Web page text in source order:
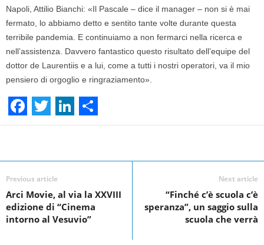
Napoli, Attilio Bianchi: «Il Pascale – dice il manager – non si è mai
fermato, lo abbiamo detto e sentito tante volte durante questa
terribile pandemia. E continuiamo a non fermarci nella ricerca e
nell’assistenza. Davvero fantastico questo risultato dell’equipe del
dottor de Laurentiis e a lui, come a tutti i nostri operatori, va il mio
pensiero di orgoglio e ringraziamento».
F
c
e
b
o
T
i
t
t
e
L
n
k
e
d
S
a
e
Previous article
Arci Movie, al via la XXVIII
edizione di “Cinema
intorno al Vesuvio”
Next article
“Finché c’è scuola c’è
speranza”, un saggio sulla
scuola che verrà